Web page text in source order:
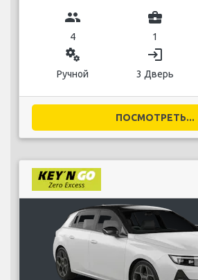
group
4
business_center
1
miscellaneous_services
Ручной
login
3 Дверь
ПОСМОТРЕТЬ...